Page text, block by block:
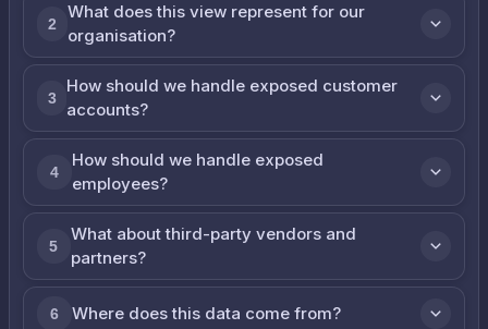
2
What does this view represent for our
organisation?
3
How should we handle exposed customer
accounts?
4
How should we handle exposed
employees?
5
What about third-party vendors and
partners?
6 Where does this data come from?